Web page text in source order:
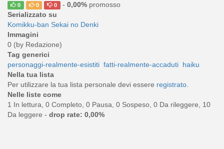
0 0 0 - 0,00%promosso
Serializzato su
Komikku-ban Sekai no Denki
Immagini
0 (by Redazione)
Tag generici
personaggi-realmente-esistiti fatti-realmente-accaduti haiku
Nella tua lista
Per utilizzare la tua lista personale devi essere registrato.
Nelle liste come
1 In lettura, 0 Completo, 0 Pausa, 0 Sospeso, 0 Da rileggere, 10
Da leggere - drop rate: 0,00%